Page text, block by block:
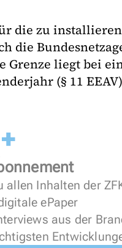
die zu
die
Grenze liegt bei
(§ 11
allen Inhalten der
ePaper
aus der